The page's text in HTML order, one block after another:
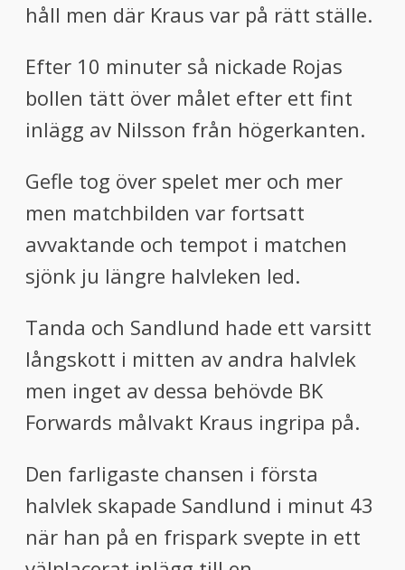
håll men där Kraus var på rätt ställe.
Efter 10 minuter så nickade Rojas
bollen tätt över målet efter ett fint
inlägg av Nilsson från högerkanten.
Gefle tog över spelet mer och mer
men matchbilden var fortsatt
avvaktande och tempot i matchen
sjönk ju längre halvleken led.
Tanda och Sandlund hade ett varsitt
långskott i mitten av andra halvlek
men inget av dessa behövde BK
Forwards målvakt Kraus ingripa på.
Den farligaste chansen i första
halvlek skapade Sandlund i minut 43
när han på en frispark svepte in ett